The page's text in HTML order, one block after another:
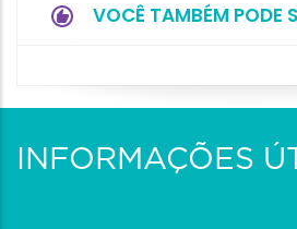
VOCÊ TAMBÉM PODE
INFORMAÇÕES